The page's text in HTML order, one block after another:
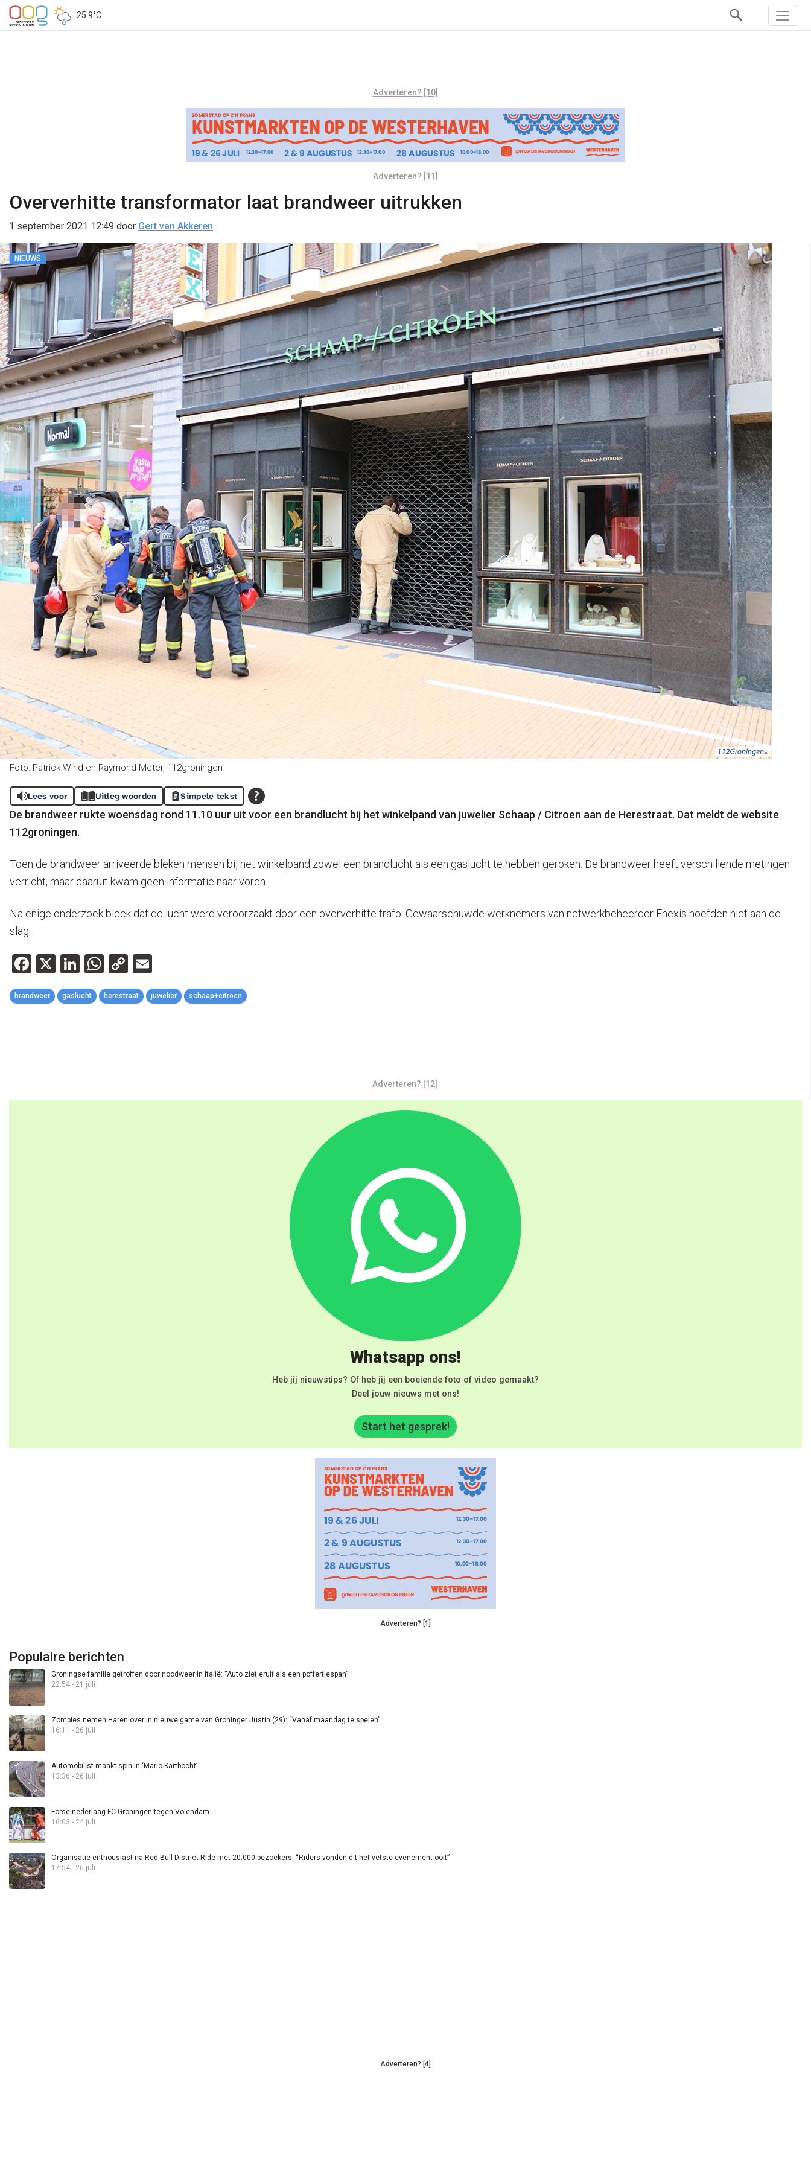
25.9°C
Adverteren? [10]
Adverteren? [11]
Oververhitte transformator laat brandweer uitrukken
1 september 2021 12:49 door Gert van Akkeren
NIEUWS
Foto: Patrick Wind en Raymond Meter, 112groningen
Lees voor Uitleg woorden Simpele tekst
De brandweer rukte woensdag rond 11.10 uur uit voor een brandlucht bij het winkelpand van juwelier Schaap / Citroen aan de Herestraat. Dat meldt de website
112groningen.
Toen de brandweer arriveerde bleken mensen bij het winkelpand zowel een brandlucht als een gaslucht te hebben geroken. De brandweer heeft verschillende metingen
verricht, maar daaruit kwam geen informatie naar voren.
Na enige onderzoek bleek dat de lucht werd veroorzaakt door een oververhitte trafo. Gewaarschuwde werknemers van netwerkbeheerder Enexis hoefden niet aan de
slag.
Facebook
X LinkedIn
WhatsApp
Copy
Link
brandweer gaslucht herestraat juwelier schaap+citroen
Adverteren? [12]
Whatsapp ons!
Heb jij nieuwstips? Of heb jij een boeiende foto of video gemaakt?
Deel jouw nieuws met ons!
Start het gesprek!
Adverteren? [1]
Populaire berichten
Groningse familie getroffen door noodweer in Italië: “Auto ziet eruit als een poffertjespan”
22:54 - 21 juli
Zombies nemen Haren over in nieuwe game van Groninger Justin (29): “Vanaf maandag te spelen”
16:11 - 26 juli
Automobilist maakt spin in ‘Mario Kartbocht’
13:36 - 26 juli
Forse nederlaag FC Groningen tegen Volendam
16:03 - 24 juli
Organisatie enthousiast na Red Bull District Ride met 20.000 bezoekers: “Riders vonden dit het vetste evenement ooit”
17:54 - 26 juli
Adverteren? [4]